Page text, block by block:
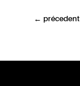
← précedent